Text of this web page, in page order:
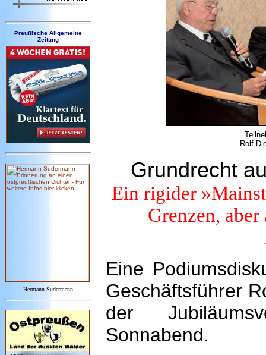
Preußische Allgemeine
Zeitung
Hermann Sudermann
Rolf-
Grundrecht
Ein rigider
Grenzen,
Eine
Geschäftsführer
der
Sonnabend.